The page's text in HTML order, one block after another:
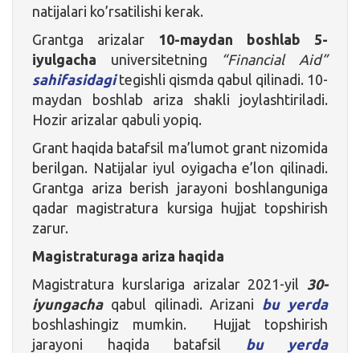
natijalari ko’rsatilishi kerak.
Grantga arizalar 10-maydan boshlab 5-
iyulgacha universitetning
“Financial Aid”
sahifasidagitegishli qismda qabul qilinadi. 10-
maydan boshlab ariza shakli joylashtiriladi.
Hozir arizalar qabuli yopiq.
Grant haqida batafsil ma’lumot grant nizomida
berilgan. Natijalar iyul oyigacha e’lon qilinadi.
Grantga ariza berish jarayoni boshlanguniga
qadar magistratura kursiga hujjat topshirish
zarur.
Magistraturaga ariza haqida
Magistratura kurslariga arizalar 2021-yil 30-
iyungachaqabul qilinadi. Arizani bu yerda
boshlashingiz mumkin. Hujjat topshirish
jarayoni haqida batafsil
bu yerda